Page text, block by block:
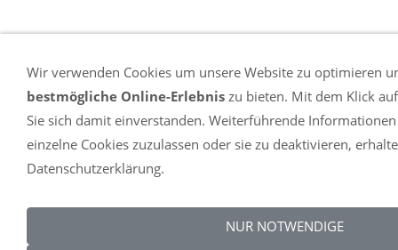
Wir verwenden Cookies um unsere Website zu optimieren
bestmögliche Online-Erlebnis zu bieten. Mit dem Klick
Sie sich damit einverstanden. Weiterführende
einzelne Cookies zuzulassen oder sie zu deaktivieren,
Datenschutzerklärung.
NUR NOTWENDIGE